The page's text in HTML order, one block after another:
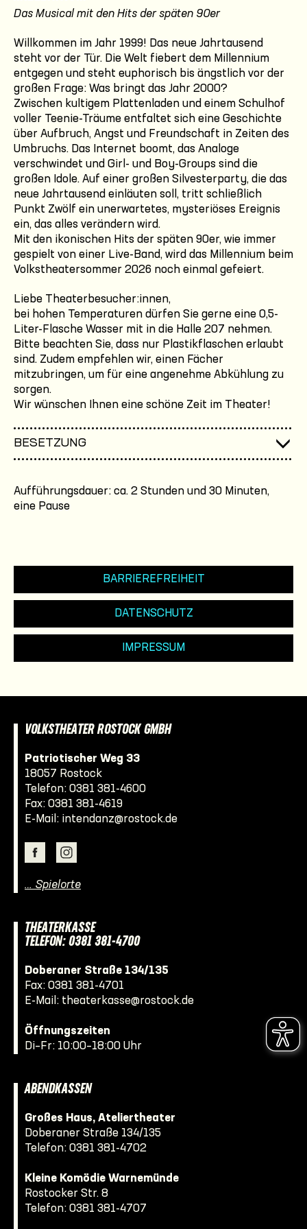
Das Musical mit den Hits der späten 90er
Willkommen im Jahr 1999! Das neue Jahrtausend
steht vor der Tür. Die Welt fiebert dem Millennium
entgegen und steht euphorisch bis ängstlich vor der
großen Frage: Was bringt das Jahr 2000?
Zwischen kultigem Plattenladen und einem Schulhof
voller Teenie-Träume entfaltet sich eine Geschichte
über Aufbruch, Angst und Freundschaft in Zeiten des
Umbruchs. Das Internet boomt, das Analoge
verschwindet und Girl- und Boy-Groups sind die
großen Idole. Auf einer großen Silvesterparty, die das
neue Jahrtausend einläuten soll, tritt schließlich
Punkt Zwölf ein unerwartetes, mysteriöses Ereignis
ein, das alles verändern wird.
Mit den ikonischen Hits der späten 90er, wie immer
gespielt von einer Live-Band, wird das Millennium beim
Volkstheatersommer 2026 noch einmal gefeiert.
Liebe Theaterbesucher:innen,
bei hohen Temperaturen dürfen Sie gerne eine 0,5-
Liter-Flasche Wasser mit in die Halle 207 nehmen.
Bitte beachten Sie, dass nur Plastikflaschen erlaubt
sind. Zudem empfehlen wir, einen Fächer
mitzubringen, um für eine angenehme Abkühlung zu
sorgen.
Wir wünschen Ihnen eine schöne Zeit im Theater!
BESETZUNG
Aufführungsdauer: ca. 2 Stunden und 30 Minuten,
eine Pause
BARRIEREFREIHEIT
DATENSCHUTZ
IMPRESSUM
VOLKSTHEATER ROSTOCK GMBH
Patriotischer Weg 33
18057 Rostock
Telefon: 0381 381-4600
Fax: 0381 381-4619
E-Mail: intendanz@rostock.de
… Spielorte
THEATERKASSE
TELEFON: 0381 381-4700
Doberaner Straße 134/135
Fax: 0381 381-4701
E-Mail: theaterkasse@rostock.de
Öffnungszeiten
Di–Fr: 10:00–18:00 Uhr
ABENDKASSEN
Großes Haus, Ateliertheater
Doberaner Straße 134/135
Telefon: 0381 381-4702
Kleine Komödie Warnemünde
Rostocker Str. 8
Telefon: 0381 381-4707